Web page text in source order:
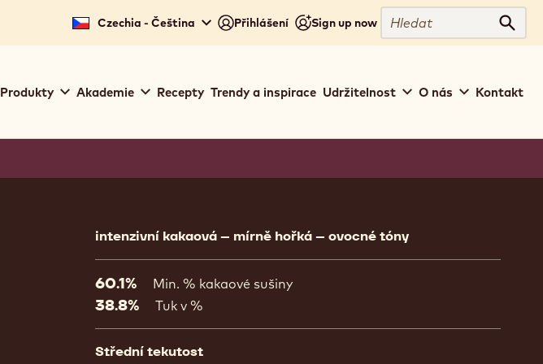
Czechia - Čeština Přihlášení Sign up now
Hledat
navigation
Produkty Akademie Recepty Trendy a inspirace Udržitelnost O nás Kontakt
intenzivní kakaová – mírně hořká – ovocné tóny
60.1% Min. % kakaové sušiny
38.8% Tuk v %
Střední tekutost